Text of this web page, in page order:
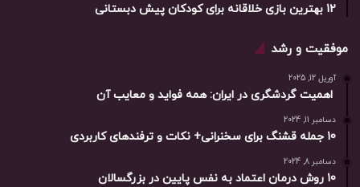
12 بهترین بازی خلاقانه برای کودکان پیش دبستانی
موفقیت و رشد
آوریل 12, 2025
اهمیت گردشگری در ایران: همه فواید و معایب آن
دسامبر 11, 2024
10 جمله قشنگ برای سخنرانی+ نکات و ترفندهای کاربردی
دسامبر 8, 2024
10 روش درمان اعتماد به نفس پایین در بزرگسالان